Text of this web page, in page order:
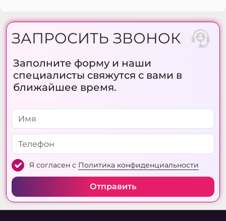
ЗАПРОСИТЬ ЗВОНОК
Заполните форму и наши
специалисты свяжутся с вами в
ближайшее время.
Я согласен с Политика конфиденциальности
Отправить